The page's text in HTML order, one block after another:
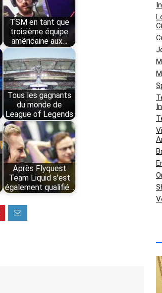
TSM en tant que
troisième équipe
américaine aux…
Tous les gagnants
du monde de
League of Legends
Après Flyquest
Team Liquid s'est
également qualifié…